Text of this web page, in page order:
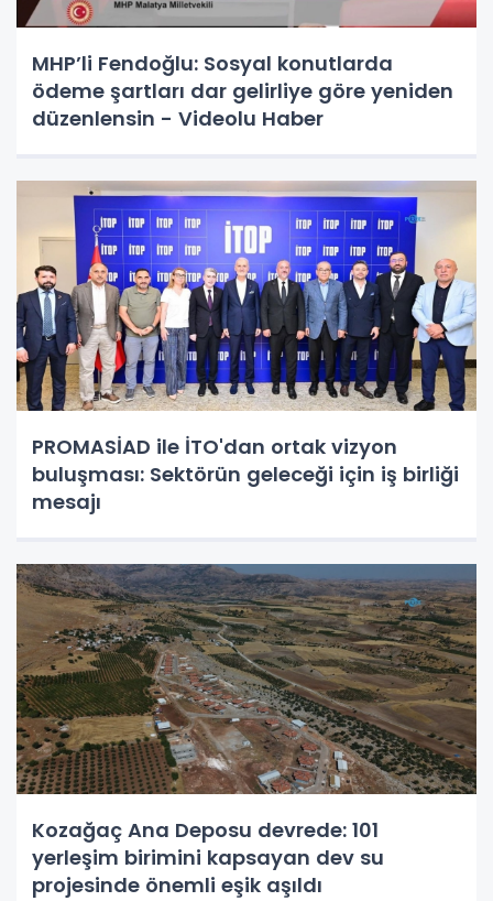
MHP’li Fendoğlu: Sosyal konutlarda
ödeme şartları dar gelirliye göre yeniden
düzenlensin - Videolu Haber
PROMASİAD ile İTO'dan ortak vizyon
buluşması: Sektörün geleceği için iş birliği
mesajı
Kozağaç Ana Deposu devrede: 101
yerleşim birimini kapsayan dev su
projesinde önemli eşik aşıldı